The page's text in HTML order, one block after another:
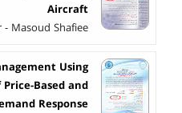
Aircraft
Masoud Shafiee
Using
Price-Based and
Response